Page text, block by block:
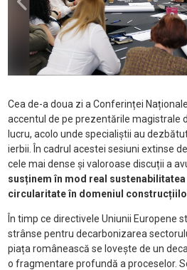
Cea de-a doua zi a Conferinței
accentul de pe prezentările magistrale
lucru, acolo unde specialiștii au
ierbii. În cadrul acestei sesiuni extinse
cele mai dense și valoroase discuții a
susținem în mod real
circularitate în domeniul
În timp ce directivele Uniunii Europene
strânse pentru decarbonizarea
piața românească se lovește de un
o fragmentare profundă a proceselor.